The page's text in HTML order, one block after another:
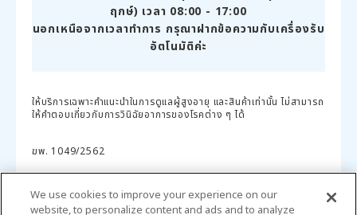
ฤกษ์) เวลา 08:00 - 17:00
นอกเหนือจากเวลาทำการ กรุณาฝากข้อความกับเครื่องรับ
อัตโนมัติค่ะ
ให้บริการเฉพาะคำแนะนำในการดูแลผู้สูงอายุ และสินค้าเท่านั้น ไม่สามารถ
ให้คำตอบเกี่ยวกับการวินิฉัยอาการของโรคต่าง ๆ ได้
ฆพ. 1049/2562
We use cookies to improve your experience on our
website, to personalize content and ads and to analyze